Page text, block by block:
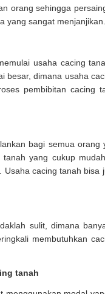
orang sehingga
yang sangat menjanjikan.
usaha cacing
besar, dimana usaha
pembibitan
bagi semua
yang cukup
cacing tanah
sulit, dimana
membutuhkan
tanah